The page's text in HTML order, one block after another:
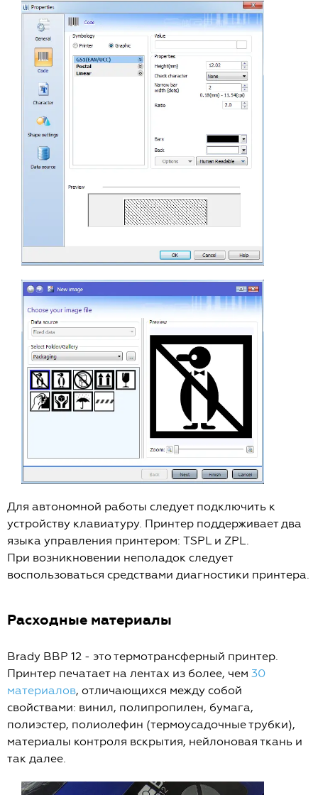
Для автономной работы следует подключить к
устройству клавиатуру. Принтер поддерживает два
языка управления принтером: TSPL и ZPL.
При возникновении неполадок следует
воспользоваться средствами диагностики принтера.
Расходные материалы
Brady BBP 12 - это термотрансферный принтер.
Принтер печатает на лентах из более, чем 30
материалов, отличающихся между собой
свойствами: винил, полипропилен, бумага,
полиэстер, полиолефин (термоусадочные трубки),
материалы контроля вскрытия, нейлоновая ткань и
так далее.